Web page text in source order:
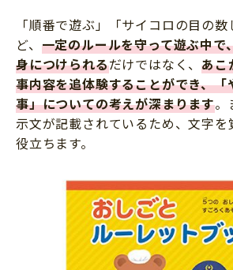
「順番で遊ぶ」「サイコロの目の
ど、 一定のルールを守って遊ぶ中で
身につけられるだけではなく、あこ
事内容を追体験することができ、「
事」についての考えが深まります。
示文が記載されているため、文字を
役立ちます。